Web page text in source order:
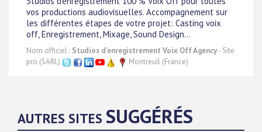
vos productions audiovisuelles. Accompagnement sur
les différentes étapes de votre projet: Casting voix
off, Enregistrement, Mixage, Sound Design...
Nom officiel : Studios d'enregistrement Voix Off Agency- Site
pro (SARL)
Montreuil (France)
AUTRES SITES SUGGÉRÉS